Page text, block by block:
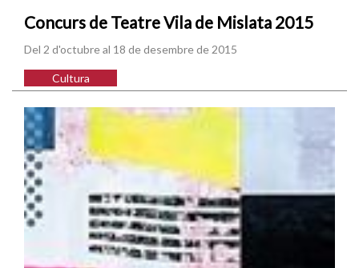
Concurs de Teatre Vila de Mislata 2015
Del 2 d'octubre al 18 de desembre de 2015
Cultura